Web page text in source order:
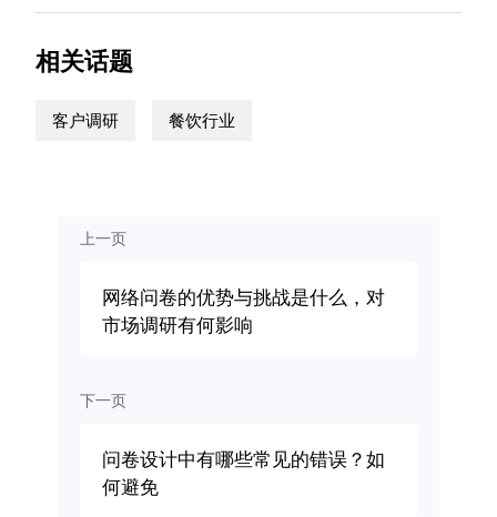
相关话题
客户调研 餐饮行业
上一页
网络问卷的优势与挑战是什么，对
市场调研有何影响
下一页
问卷设计中有哪些常见的错误？如
何避免